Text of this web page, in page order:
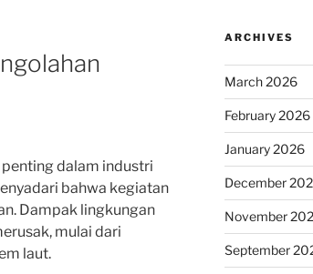
dalam industri
bahwa kegiatan
Dampak lingkungan
mulai dari
laut.
ARCHIVES
March 2026
February 2026
January 2026
December
November
September